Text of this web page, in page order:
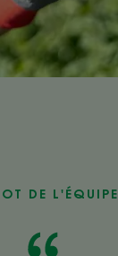
DE L'ÉQUIPE